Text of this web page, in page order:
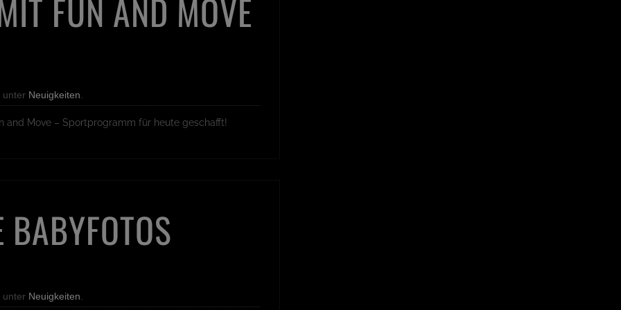
FUN AND MOVE
unter Neuigkeiten
and Move – Sportprogramm für heute geschafft!
BABYFOTOS
unter Neuigkeiten